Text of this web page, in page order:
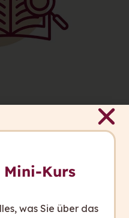
Mini-Kurs
was Sie über das